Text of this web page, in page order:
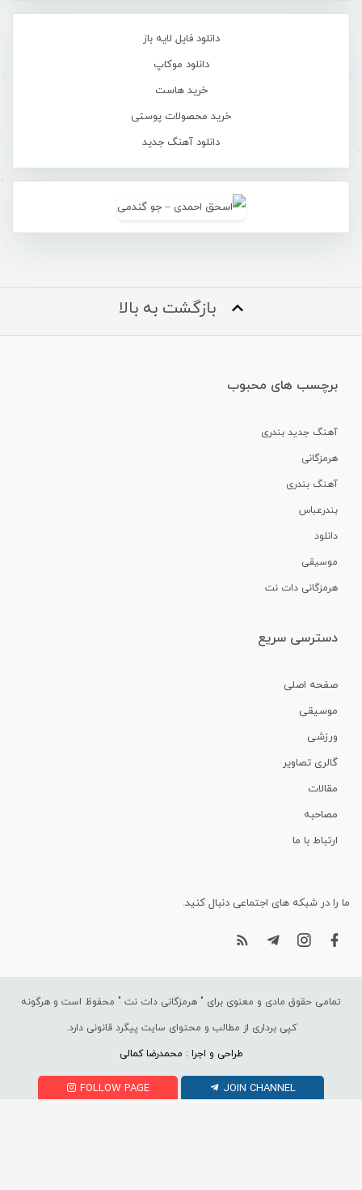
دانلود فایل لایه باز
دانلود موکاپ
خرید هاست
خرید محصولات پوستی
دانلود آهنگ جدید
بازگشت به بالا
برچسب های محبوب
آهنگ جدید بندری
هرمزگانی
آهنگ بندری
بندرعباس
دانلود
موسیقی
هرمزگانی دات نت
دسترسی سریع
صفحه اصلی
موسیقی
ورزشی
گالری تصاویر
مقالات
مصاحبه
ارتباط با ما
ما را در شبکه های اجتماعی دنبال کنید.
تمامی حقوق مادی و معنوی برای " هرمزگانی دات نت " محفوظ است و هرگونه
کپی برداری از مطالب و محتوای سایت پیگرد قانونی دارد.
طراحی و اجرا : محمدرضا کمالی
FOLLOW PAGE JOIN CHANNEL